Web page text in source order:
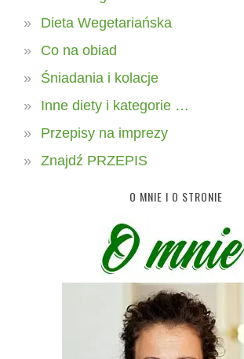
Dieta Wegetariańska
Co na obiad
Śniadania i kolacje
Inne diety i kategorie …
Przepisy na imprezy
Znajdź PRZEPIS
O MNIE I O STRONIE